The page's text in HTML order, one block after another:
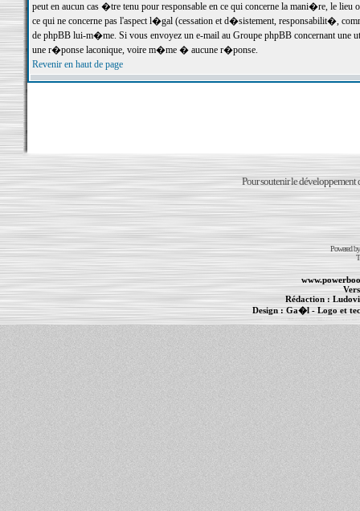
peut en aucun cas �tre tenu pour responsable en ce qui concerne la mani�re, le
ce qui ne concerne pas l'aspect l�gal (cessation et d�sistement, responsabilit�,
de phpBB lui-m�me. Si vous envoyez un e-mail au Groupe phpBB concernant une
une r�ponse laconique, voire m�me � aucune r�ponse.
Revenir en haut de page
Pour soutenir le développement
Powered
Rédaction :
Design :Ga�l- Logo et
Informations :